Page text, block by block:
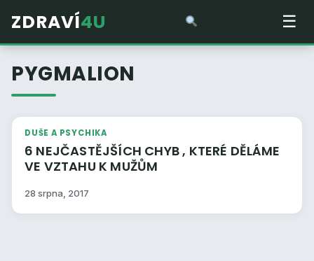
ZDRAVÍ4U ☰
PYGMALION
DUŠE A PSYCHIKA
6 NEJČASTĚJŠÍCH CHYB , KTERÉ DĚLÁME
VE VZTAHU K MUŽŮM
28 srpna, 2017